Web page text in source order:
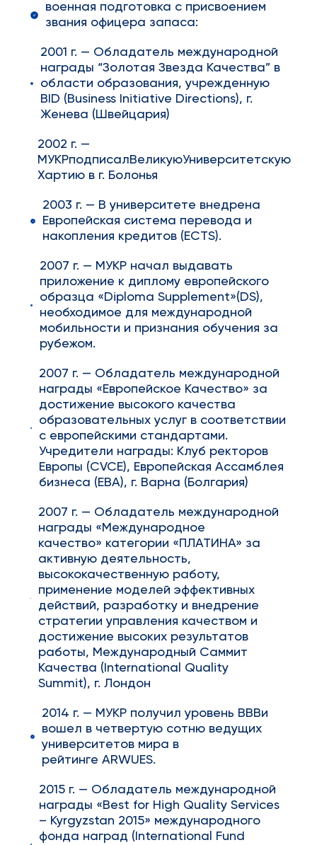
военная подготовка с присвоением
звания офицера запаса:
2001 г. — Обладатель международной
награды “Золотая Звезда Качества” в
области образования, учрежденную
BID (Business Initiative Directions), г.
Женева (Швейцария)
2002 г. —
МУКРподписалВеликуюУниверситетскую
Хартию в г. Болонья
2003 г. — В университете внедрена
Европейская система перевода и
накопления кредитов (ECTS).
2007 г. — МУКР начал выдавать
приложение к диплому европейского
образца «Diploma Supplement»(DS),
необходимое для международной
мобильности и признания обучения за
рубежом.
2007 г. — Обладатель международной
награды «Европейское Качество» за
достижение высокого качества
образовательных услуг в соответствии
с европейскими стандартами.
Учредители награды: Клуб ректоров
Европы (CVCE), Европейская Ассамблея
бизнеса (ЕВА), г. Варна (Болгария)
2007 г. — Обладатель международной
награды «Международное
качество» категории «ПЛАТИНА» за
активную деятельность,
высококачественную работу,
применение моделей эффективных
действий, разработку и внедрение
стратегии управления качеством и
достижение высоких результатов
работы, Международный Саммит
Качества (International Quality
Summit), г. Лондон
2014 г. — МУКР получил уровень BBBи
вошел в четвертую сотню ведущих
университетов мира в
рейтинге ARWUES.
2015 г. — Обладатель международной
награды «Best for High Quality Services
– Kyrgyzstan 2015» международного
фонда наград (International Fund